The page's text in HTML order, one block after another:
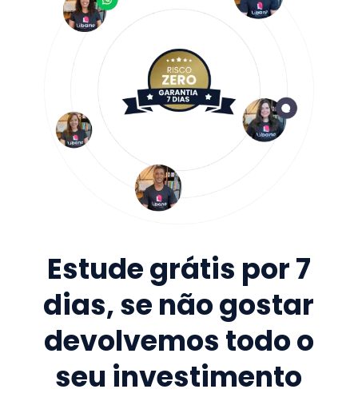
Estude grátis por 7
dias, se não gostar
devolvemos todo o
seu investimento